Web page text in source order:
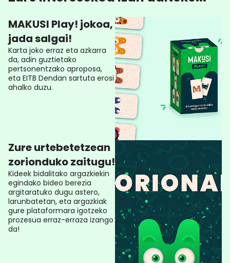
MAKUSI Play! jokoa,
jada salgai!
Karta joko erraz eta azkarra
da, adin guztietako
pertsonentzako aproposa,
eta EITB Dendan sartuta erosi
ahalko duzu.
Zure urtebetetzean
zorionduko zaitugu!
Kideek bidalitako argazkiekin
egindako bideo berezia
argitaratuko dugu astero,
larunbatetan, eta argazkiak
gure plataformara igotzeko
prozesua erraz-erraza izango
da!